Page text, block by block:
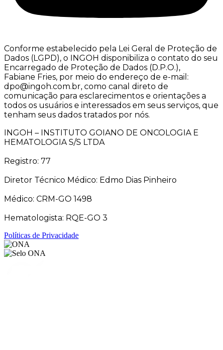
Conforme estabelecido pela Lei Geral de Proteção de
Dados (LGPD), o INGOH disponibiliza o contato do seu
Encarregado de Proteção de Dados (D.P.O.),
Fabiane Fries, por meio do endereço de e-mail:
dpo@ingoh.com.br, como canal direto de
comunicação para esclarecimentos e orientações a
todos os usuários e interessados em seus serviços, que
tenham seus dados tratados por nós.
INGOH – INSTITUTO GOIANO DE ONCOLOGIA E
HEMATOLOGIA S/S LTDA
Registro: 77
Diretor Técnico Médico: Edmo Dias Pinheiro
Médico: CRM-GO 1498
Hematologista: RQE-GO 3
Políticas de Privacidade